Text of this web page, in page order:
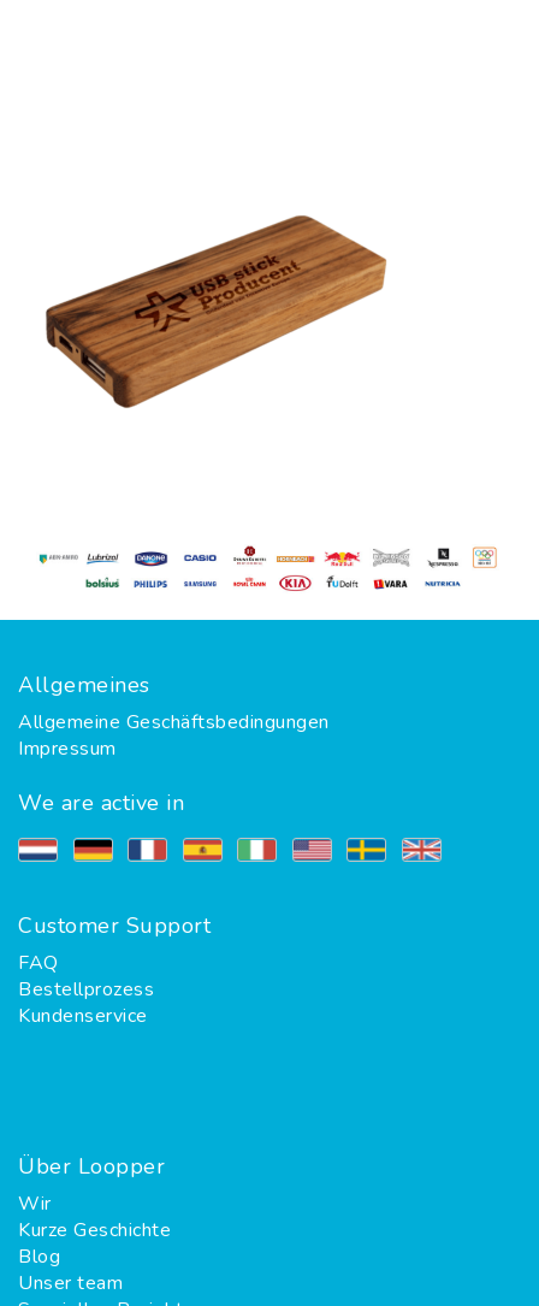
Allgemeines
Allgemeine Geschäftsbedingungen
Impressum
We are active in
Customer Support
FAQ
Bestellprozess
Kundenservice
Über Loopper
Wir
Kurze Geschichte
Blog
Unser team